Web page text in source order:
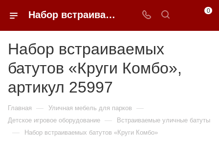
Набор встраиваемых батутов «Круги Комбо» купить в Москве от 1 191 225 ₽ - 0FFER 0
Набор встраиваемых
батутов «Круги Комбо»,
артикул 25997
Главная — Уличная мебель для парков —
Детское игровое оборудование — Встраиваемые уличные батуты
— Набор встраиваемых батутов «Круги Комбо»